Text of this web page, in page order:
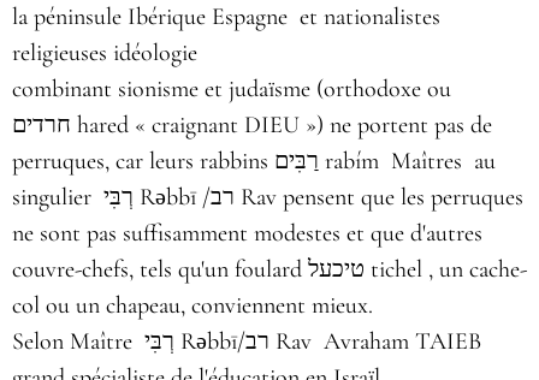
la péninsule Ibérique Espagne et nationalistes
religieuses idéologie
combinant sionisme et judaïsme (orthodoxe ou
חרדים hared « craignant DIEU ») ne portent pas de
perruques, car leurs rabbins רַבִּים rabím Maîtres au
singulier רְבִּי‎ Rǝbbī /רב Rav pensent que les perruques
ne sont pas suffisamment modestes et que d'autres
couvre-chefs, tels qu'un foulard טיכעל tichel , un cache-
col ou un chapeau, conviennent mieux.
Selon Maître רְבִּי‎ Rǝbbī/רב Rav Avraham TAIEB